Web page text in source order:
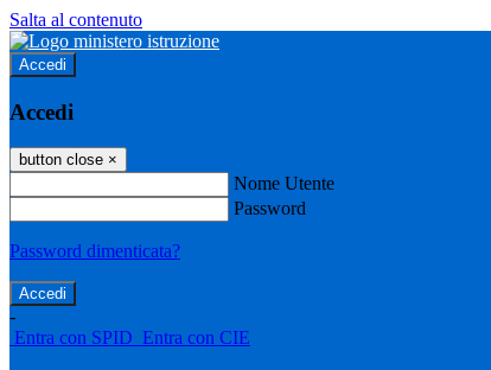
Salta al contenuto
Accedi
Accedi
button close ×
Nome Utente
Password
Password dimenticata?
-
Entra con SPID Entra con CIE